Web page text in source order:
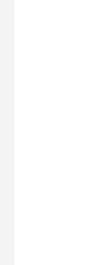
Hiite
Hiite
Hiite
Hiite
Hiite
Hiite
Hiite